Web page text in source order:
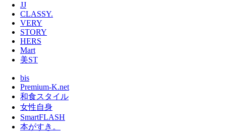
JJ
CLASSY.
VERY
STORY
HERS
Mart
美ST
bis
Premium-K.net
和食スタイル
女性自身
SmartFLASH
本がすき。